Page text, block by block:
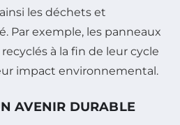
les déchets et
Par exemple, les panneaux
à la fin de leur cycle
impact environnemental.
AVENIR DURABLE